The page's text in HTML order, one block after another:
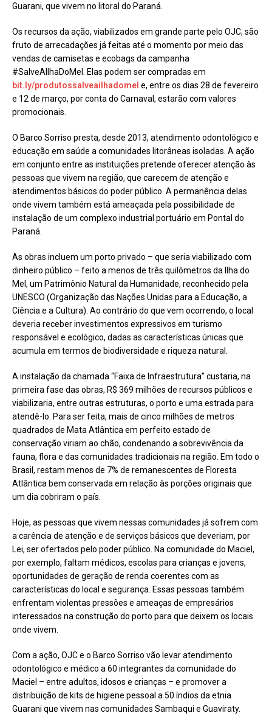
Guarani, que vivem no litoral do Paraná.
Os recursos da ação, viabilizados em grande parte pelo OJC, são
fruto de arrecadações já feitas até o momento por meio das
vendas de camisetas e ecobags da campanha
#SalveAIlhaDoMel. Elas podem ser compradas em
bit.ly/produtossalveailhadomel e, entre os dias 28 de fevereiro
e 12 de março, por conta do Carnaval, estarão com valores
promocionais.
O Barco Sorriso presta, desde 2013, atendimento odontológico e
educação em saúde a comunidades litorâneas isoladas. A ação
em conjunto entre as instituições pretende oferecer atenção às
pessoas que vivem na região, que carecem de atenção e
atendimentos básicos do poder público. A permanência delas
onde vivem também está ameaçada pela possibilidade de
instalação de um complexo industrial portuário em Pontal do
Paraná.
As obras incluem um porto privado – que seria viabilizado com
dinheiro público – feito a menos de três quilômetros da Ilha do
Mel, um Patrimônio Natural da Humanidade, reconhecido pela
UNESCO (Organização das Nações Unidas para a Educação, a
Ciência e a Cultura). Ao contrário do que vem ocorrendo, o local
deveria receber investimentos expressivos em turismo
responsável e ecológico, dadas as características únicas que
acumula em termos de biodiversidade e riqueza natural.
A instalação da chamada “Faixa de Infraestrutura” custaria, na
primeira fase das obras, R$ 369 milhões de recursos públicos e
viabilizaria, entre outras estruturas, o porto e uma estrada para
atendê-lo. Para ser feita, mais de cinco milhões de metros
quadrados de Mata Atlântica em perfeito estado de
conservação viriam ao chão, condenando a sobrevivência da
fauna, flora e das comunidades tradicionais na região. Em todo o
Brasil, restam menos de 7% de remanescentes de Floresta
Atlântica bem conservada em relação às porções originais que
um dia cobriram o país.
Hoje, as pessoas que vivem nessas comunidades já sofrem com
a carência de atenção e de serviços básicos que deveriam, por
Lei, ser ofertados pelo poder público. Na comunidade do Maciel,
por exemplo, faltam médicos, escolas para crianças e jovens,
oportunidades de geração de renda coerentes com as
características do local e segurança. Essas pessoas também
enfrentam violentas pressões e ameaças de empresários
interessados na construção do porto para que deixem os locais
onde vivem.
Com a ação, OJC e o Barco Sorriso vão levar atendimento
odontológico e médico a 60 integrantes da comunidade do
Maciel – entre adultos, idosos e crianças – e promover a
distribuição de kits de higiene pessoal a 50 índios da etnia
Guarani que vivem nas comunidades Sambaqui e Guaviraty.